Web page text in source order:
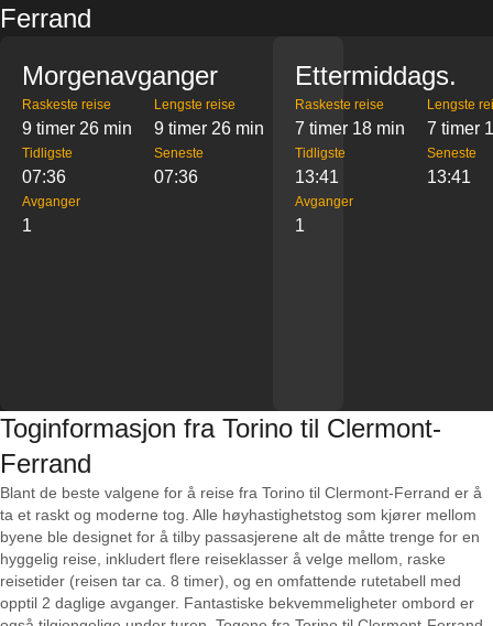
Ferrand
Morgenavganger
Raskeste reise
9 timer 26 min
Lengste reise
9 timer 26 min
Tidligste
07:36
Seneste
07:36
Avganger
1
Ettermiddags.
Raskeste reise
7 timer 18 min
Lengste
7 timer
Tidligste
13:41
Seneste
13:41
Avganger
1
Toginformasjon fra Torino til Clermont-
Ferrand
Blant de beste valgene for å reise fra Torino til Clermont-Ferrand er å
ta et raskt og moderne tog. Alle høyhastighetstog som kjører mellom
byene ble designet for å tilby passasjerene alt de måtte trenge for en
hyggelig reise, inkludert flere reiseklasser å velge mellom, raske
reisetider (reisen tar ca. 8 timer), og en omfattende rutetabell med
opptil 2 daglige avganger. Fantastiske bekvemmeligheter ombord er